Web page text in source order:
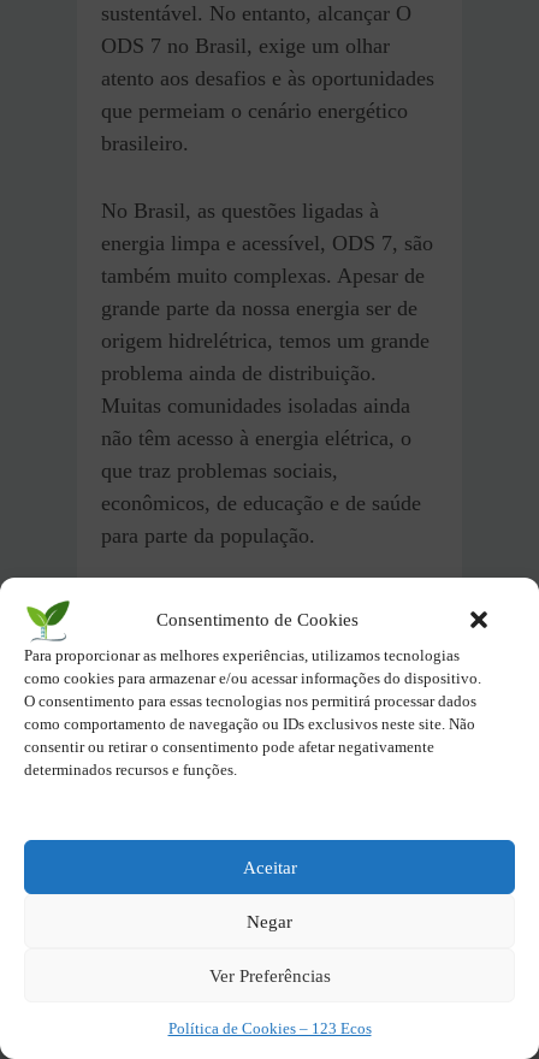
Consentimento de Cookies
Para proporcionar as melhores experiências, utilizamos tecnologias
como cookies para armazenar e/ou acessar informações do dispositivo.
O consentimento para essas tecnologias nos permitirá processar dados
como comportamento de navegação ou IDs exclusivos neste site. Não
consentir ou retirar o consentimento pode afetar negativamente
determinados recursos e funções.
Aceitar
Negar
Ver Preferências
Política de Cookies – 123 Ecos
sustentável. No entanto, alcançar O
ODS 7 no Brasil, exige um olhar
atento aos desafios e às oportunidades
que permeiam o cenário energético
brasileiro.
No Brasil, as questões ligadas à
energia limpa e acessível, ODS 7, são
também muito complexas. Apesar de
grande parte da nossa energia ser de
origem hidrelétrica, temos um grande
problema ainda de distribuição.
Muitas comunidades isoladas ainda
não têm acesso à energia elétrica, o
que traz problemas sociais,
econômicos, de educação e de saúde
para parte da população.
com iniciativas principalmente do
governo federal, foi possível levar
energia elétrica a lugares em que o
acesso não existia. Com a
barateamento, muita gente que não
tinha acesso à energia elétrica agora
para Avançar no ODS 7 –